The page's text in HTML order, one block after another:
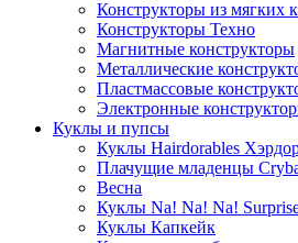
Конструкторы из мягких
Конструкторы Техно
Магнитные конструкторы
Металлические
Пластмассовые
Электронные
Куклы и пупсы
Куклы Hairdorables
Плачущие младенцы
Весна
Куклы Na! Na! Na!
Куклы Капкейк